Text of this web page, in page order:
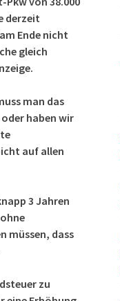
derzeit
Ende nicht
gleich
man das
haben wir
auf allen
3 Jahren
müssen, dass
zu